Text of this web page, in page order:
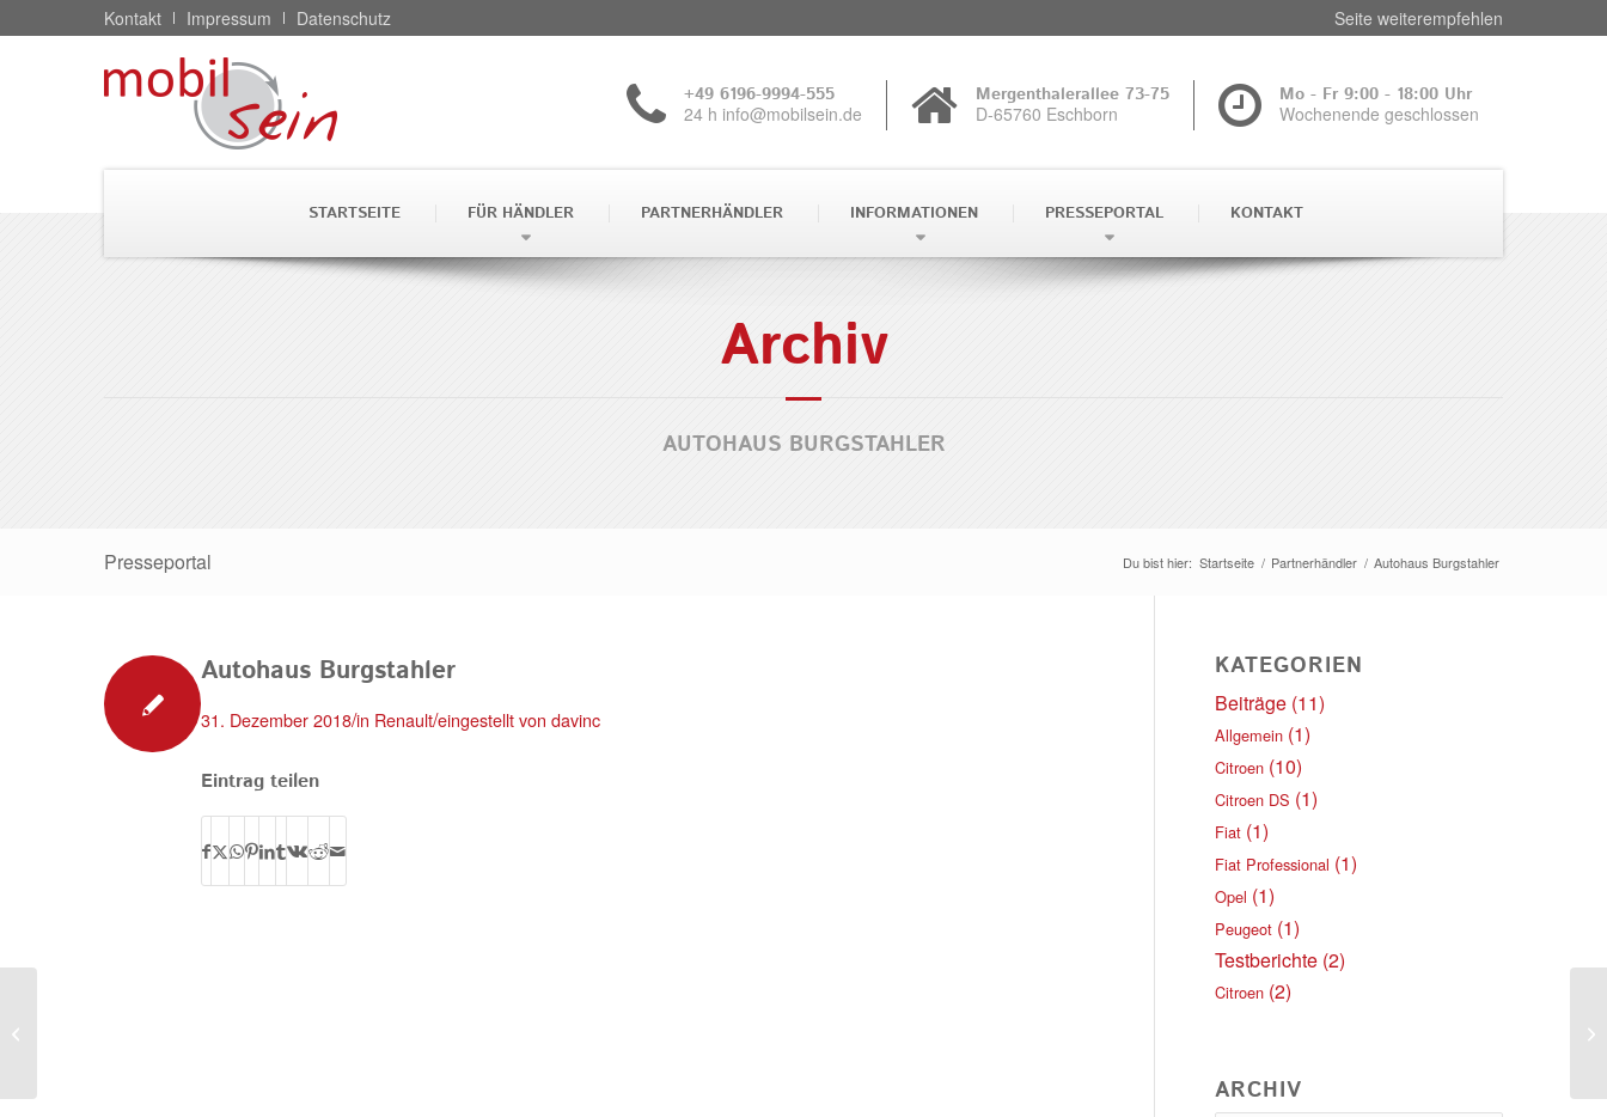
Kontakt Impressum Datenschutz Seite weiterempfehlen
+49 6196-9994-555
24 h info@mobilsein.de
Mergenthalerallee 73-75
D-65760 Eschborn
Mo - Fr 9:00 - 18:00 Uhr
Wochenende geschlossen
STARTSEITE FÜR HÄNDLER PARTNERHÄNDLER INFORMATIONEN PRESSEPORTAL KONTAKT
Archiv
AUTOHAUS BURGSTAHLER
Presseportal Du bist hier: Startseite / Partnerhändler / Autohaus Burgstahler
Autohaus Burgstahler
31. Dezember 2018/in Renault/eingestellt von davinc
Eintrag teilen
KATEGORIEN
Beiträge(11)
Allgemein(1)
Citroen(10)
Citroen DS (1)
Fiat(1)
Fiat Professional (1)
Opel (1)
Peugeot(1)
Testberichte(2)
Citroen(2)
ARCHIV